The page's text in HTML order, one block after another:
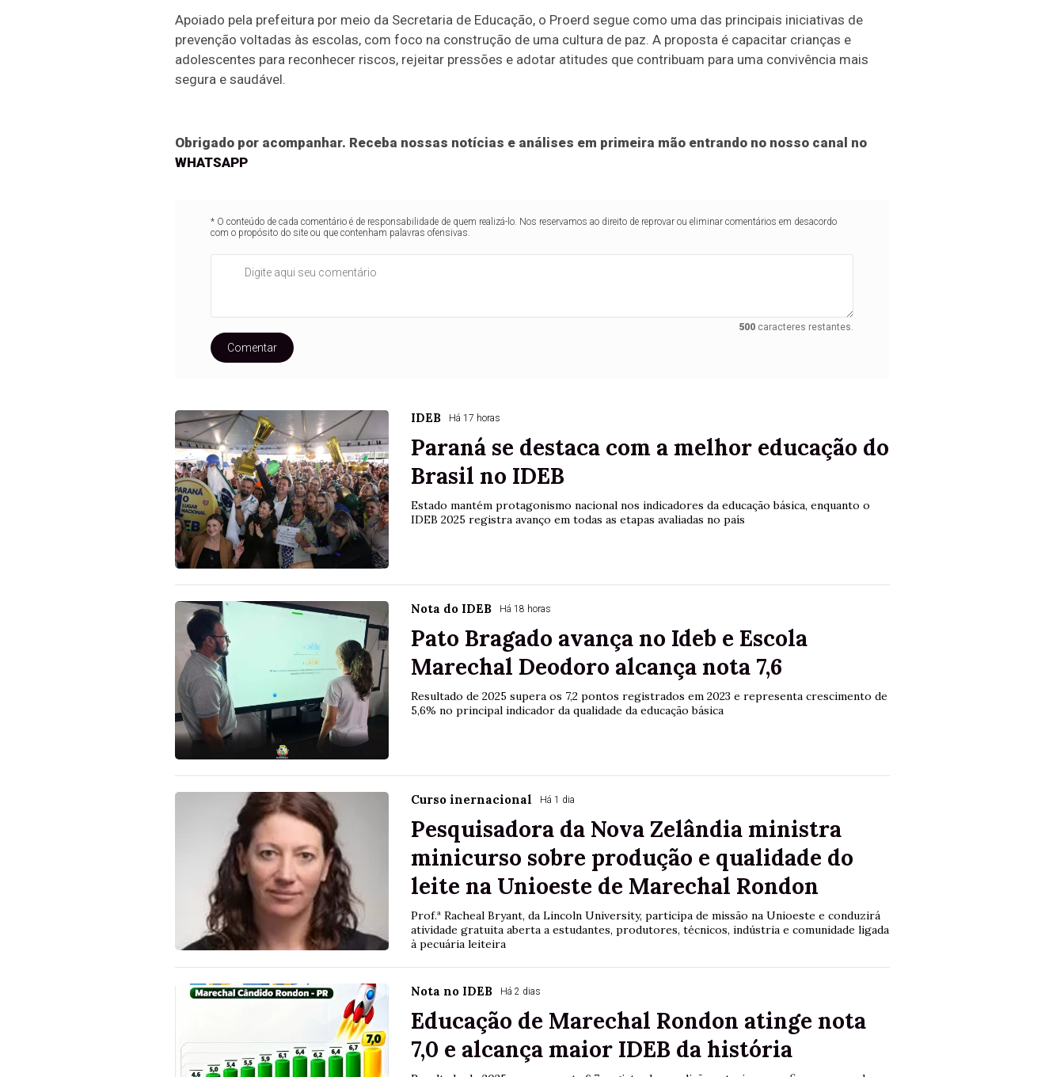
Apoiado pela prefeitura por meio da Secretaria de Educação, o Proerd segue como uma das principais iniciativas de
prevenção voltadas às escolas, com foco na construção de uma cultura de paz. A proposta é capacitar crianças e
adolescentes para reconhecer riscos, rejeitar pressões e adotar atitudes que contribuam para uma convivência mais
segura e saudável.
Obrigado por acompanhar. Receba nossas notícias e análises em primeira mão entrando no nosso canal no
WHATSAPP
* O conteúdo de cada comentário é de responsabilidade de quem realizá-lo. Nos reservamos ao direito de reprovar ou eliminar comentários em desacordo
com o propósito do site ou que contenham palavras ofensivas.
500 caracteres restantes.
Comentar
IDEB Há 17 horas
Paraná se destaca com a melhor educação do
Brasil no IDEB
Estado mantém protagonismo nacional nos indicadores da educação básica, enquanto o
IDEB 2025 registra avanço em todas as etapas avaliadas no país
Nota do IDEB Há 18 horas
Pato Bragado avança no Ideb e Escola
Marechal Deodoro alcança nota 7,6
Resultado de 2025 supera os 7,2 pontos registrados em 2023 e representa crescimento de
5,6% no principal indicador da qualidade da educação básica
Curso inernacional Há 1 dia
Pesquisadora da Nova Zelândia ministra
minicurso sobre produção e qualidade do
leite na Unioeste de Marechal Rondon
Prof.ª Racheal Bryant, da Lincoln University, participa de missão na Unioeste e conduzirá
atividade gratuita aberta a estudantes, produtores, técnicos, indústria e comunidade ligada
à pecuária leiteira
Nota no IDEB Há 2 dias
Educação de Marechal Rondon atinge nota
7,0 e alcança maior IDEB da história